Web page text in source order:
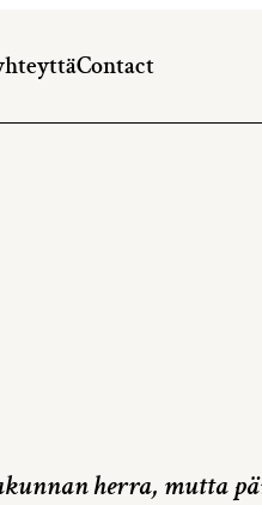
Contact
herra, mutta